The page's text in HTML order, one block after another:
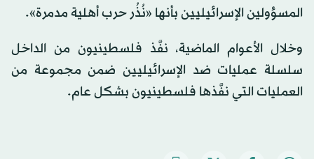
المسؤولين الإسرائيليين بأنها «نُذُر حرب أهلية مدمرة».
وخلال الأعوام الماضية، نفَّذ فلسطينيون من الداخل
سلسلة عمليات ضد الإسرائيليين ضمن مجموعة من
العمليات التي نفَّذها فلسطينيون بشكل عام.